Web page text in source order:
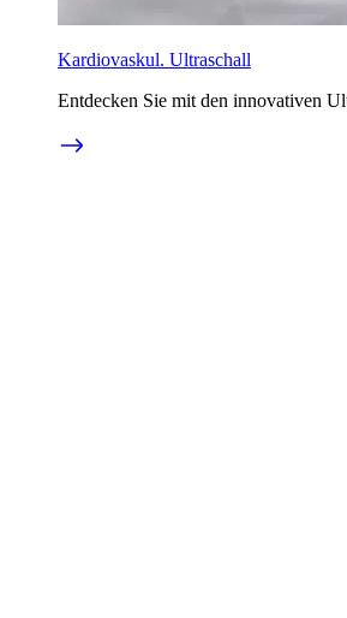
Kardiovaskul. Ultraschall
Entdecken Sie mit den innovativen